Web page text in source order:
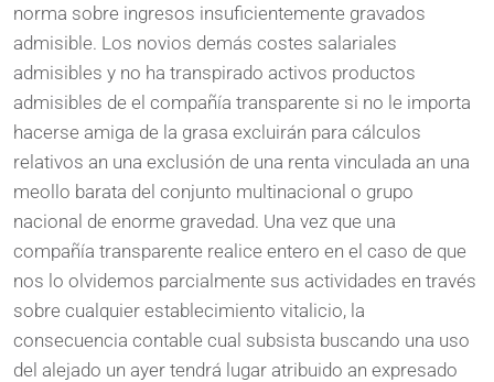
norma sobre ingresos insuficientemente gravados
admisible. Los novios demás costes salariales
admisibles y no ha transpirado activos productos
admisibles de el compañía transparente si no le importa
hacerse amiga de la grasa excluirán para cálculos
relativos an una exclusión de una renta vinculada an una
meollo barata del conjunto multinacional o grupo
nacional de enorme gravedad. Una vez que una
compañía transparente realice entero en el caso de que
nos lo olvidemos parcialmente sus actividades en través
sobre cualquier establecimiento vitalicio, la
consecuencia contable cual subsista buscando una uso
del alejado un ayer tendrá lugar atribuido an expresado